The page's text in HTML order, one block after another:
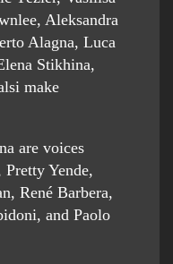
Aleksandra
Alagna, Luca
Stikhina,
make
are voices
Yende,
René Barbera,
and Paolo